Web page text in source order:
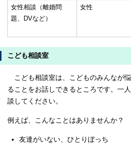
女性相談（離婚問
題、DVなど）
女性
こども相談室
こども相談室は、こどものみんなが
ることをお話しできるところです。一
談してください。
例えば、こんなことはありませんか？
友達がいない、ひとりぼっち